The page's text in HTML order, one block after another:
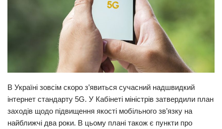
Привітання
Здоров’я
Події
В Україні зовсім скоро з’явиться сучасний надшвидкий
інтернет стандарту 5G. У Кабінеті міністрів затвердили план
заходів щодо підвищення якості мобільного зв’язку на
найближчі два роки. В цьому плані також є пункти про